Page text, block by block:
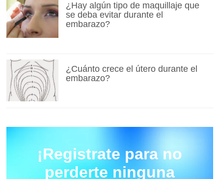
¿Hay algún tipo de maquillaje que
se deba evitar durante el
embarazo?
¿Cuánto crece el útero durante el
embarazo?